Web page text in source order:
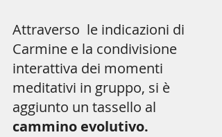
Attraverso  le indicazioni di
Carmine e la condivisione
interattiva dei momenti
meditativi in gruppo, si è
aggiunto un tassello al
cammino evolutivo.